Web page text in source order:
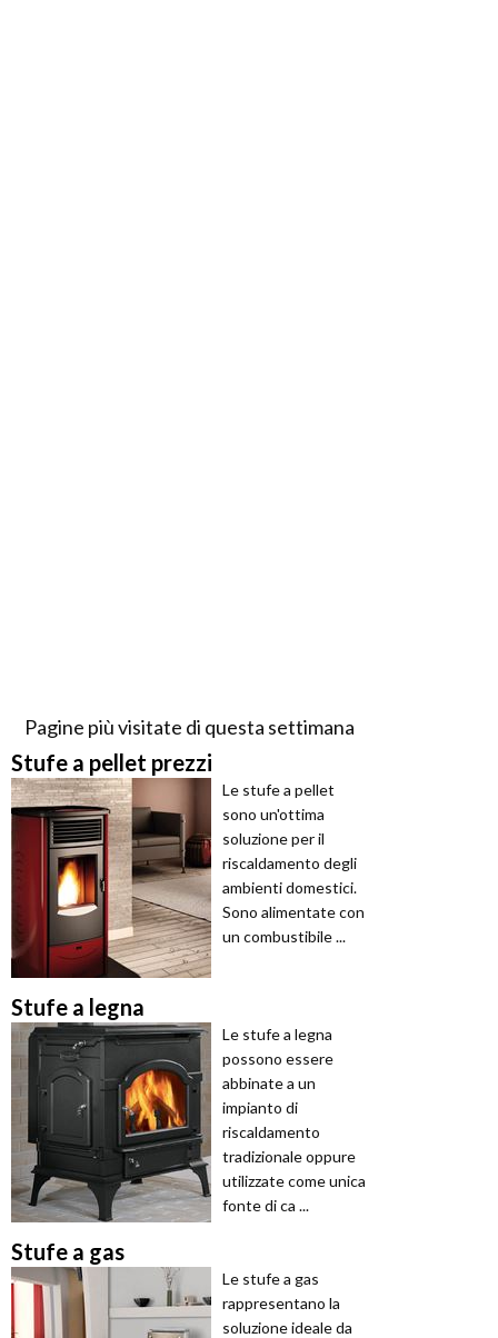
Pagine più visitate di questa settimana
Stufe a pellet prezzi
Le stufe a pellet
sono un'ottima
soluzione per il
riscaldamento degli
ambienti domestici.
Sono alimentate con
un combustibile ...
Stufe a legna
Le stufe a legna
possono essere
abbinate a un
impianto di
riscaldamento
tradizionale oppure
utilizzate come unica
fonte di ca ...
Stufe a gas
Le stufe a gas
rappresentano la
soluzione ideale da